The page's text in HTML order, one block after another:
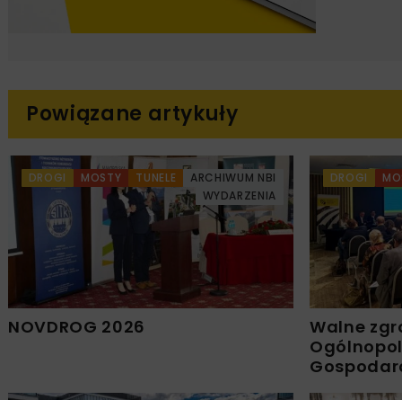
Powiązane artykuły
DROGI MOSTY TUNELE
ARCHIWUM NBI
WYDARZENIA
NOVDROG 2026
DROGI
Walne